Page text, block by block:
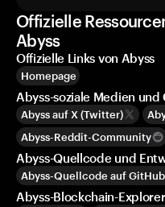
Offizielle
Abyss
Offizielle Links von Abyss
Homepage
Abyss-soziale Medien
Abyss auf X (Twitter)
Abyss-Reddit-Community
Abyss-Quellcode und
Abyss-Quellcode auf GitHub
Abyss-Blockchain-Explorer